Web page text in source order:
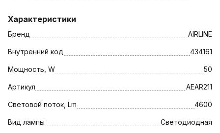
Характеристики
Бренд AIRLINE
Внутренний код 434161
Мощность, W 50
Артикул AEAR211
Световой поток, Lm 4600
Вид лампы Светодиодная